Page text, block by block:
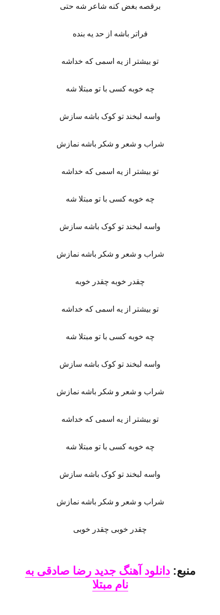
برقصه بغض کنه شاعر شه حتی
فراتر باشه از حد یه بنده
تو بیشتر از یه اسمی که خداشه
چه خوبه کسی با تو مبتلا شه
واسه لبخند تو کوک باشه سازش
شراب و شعر و شکر باشه نمازش
تو بیشتر از یه اسمی که خداشه
چه خوبه کسی با تو مبتلا شه
واسه لبخند تو کوک باشه سازش
شراب و شعر و شکر باشه نمازش
چقدر خوبه چقدر خوبه
تو بیشتر از یه اسمی که خداشه
چه خوبه کسی با تو مبتلا شه
واسه لبخند تو کوک باشه سازش
شراب و شعر و شکر باشه نمازش
تو بیشتر از یه اسمی که خداشه
چه خوبه کسی با تو مبتلا شه
واسه لبخند تو کوک باشه سازش
شراب و شعر و شکر باشه نمازش
چقدر خوبی چقدر خوبی
منبع:دانلود آهنگ جدید رضا صادقی به
نام مبتلا